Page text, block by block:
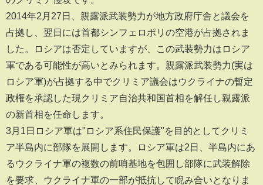
2014年2月27日、親露派武装勢力が地方政府庁舎と議会を
占拠し、翌日には首都シンフェロポリの空港が占拠されま
した。ロシアは否定していますが、この武装勢力はロシア
軍である可能性が高いとみられます。親露派武装勢力(実は
ロシア軍)が占拠する中でクリミア議会はウクライナの暫定
政権を承認した現クリミア自治共和国首相を解任し親露派
の新首相を任命します。
3月1日ロシア軍は"ロシア系住民保護"を目的としてクリミ
ア半島内に部隊を展開します。ロシア軍は2日、半島内にあ
るウクライナ軍の複数の前哨基地を包囲し部隊に武装解除
を要求、ウクライナ軍の一部が抵抗して睨み合いとなりま